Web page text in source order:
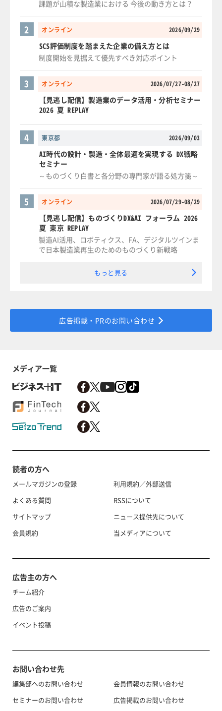
課題が山積な製造業における 今後の動き方とは？
オンライン 2026/09/29
2
SCS評価制度を踏まえた企業の備え方とは
制度開始を見据えて優先すべき対応ポイント
オンライン 2026/07/27-08/27
3
【見逃し配信】製造業のデータ活用・分析セミナー
2026 夏 REPLAY
東京都 2026/09/03
4
AI時代の設計・製造・全体最適を実現する DX戦略
セミナー
～ものづくり白書と各分野の専門家が語る処方箋～
オンライン 2026/07/29-08/29
5
【見逃し配信】ものづくりDX&AI フォーラム 2026
夏 東京 REPLAY
製造AI活用、ロボティクス、FA、デジタルツインま
で日本製造業再生のためのものづくり新戦略
もっと見る
広告掲載・PRのお問い合わせ
メディア一覧
読者の方へ
メールマガジンの登録
よくある質問
サイトマップ
会員規約
利用規約／外部送信
RSSについて
ニュース提供先について
当メディアについて
広告主の方へ
チーム紹介
広告のご案内
イベント投稿
お問い合わせ先
編集部へのお問い合わせ
セミナーのお問い合わせ
会員情報のお問い合わせ
広告掲載のお問い合わせ